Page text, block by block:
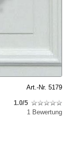
Art.-Nr. 5179
1.0/5
1 Bewertung